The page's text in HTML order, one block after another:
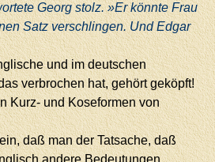
Georg stolz. »Er könnte Frau
Satz verschlingen. Und Edgar
und im deutschen
verbrochen hat, gehört geköpft!
Kurz- und Koseformen von
daß man der Tatsache, daß